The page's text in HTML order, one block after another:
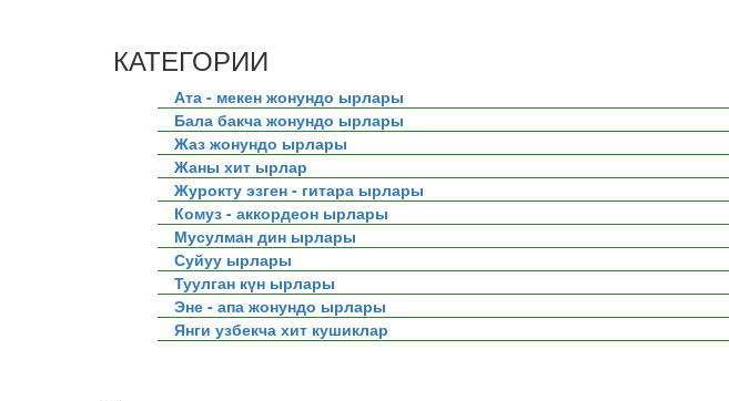
КАТЕГОРИИ
Ата - мекен жонундо ырлары
Бала бакча жонундо ырлары
Жаз жонундо ырлары
Жаны хит ырлар
Журокту эзген - гитара ырлары
Комуз - аккордеон ырлары
Мусулман дин ырлары
Суйуу ырлары
Туулган күн ырлары
Эне - апа жонундо ырлары
Янги узбекча хит кушиклар